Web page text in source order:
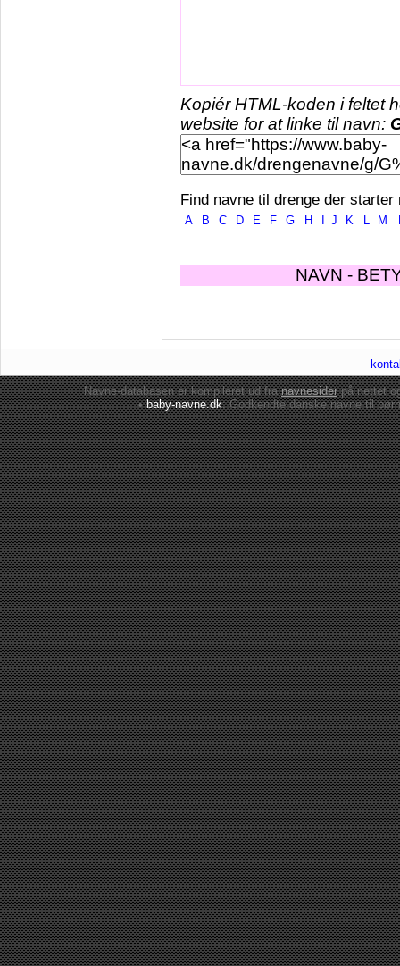
Kopiér HTML-koden i feltet
website for at linke til navn:
Find navne til drenge der starter
A B C D E F G H J K L M
NAVN -
Navne-databasen er kompileret ud franavnesiderpå nettet
•baby-navne.dk: Godkendte danskenavne til børn